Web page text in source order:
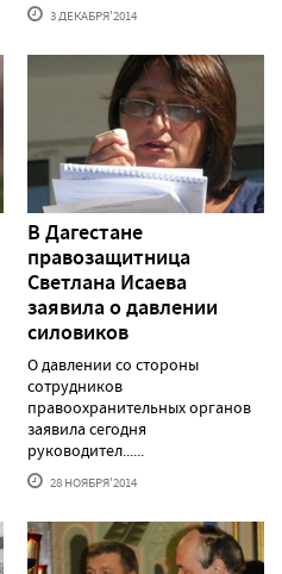
3 ДЕКАБРЯ'2014
В Дагестане
правозащитница
Светлана Исаева
заявила о давлении
силовиков
О давлении со стороны
сотрудников
правоохранительных органов
заявила сегодня
руководител......
28 НОЯБРЯ'2014